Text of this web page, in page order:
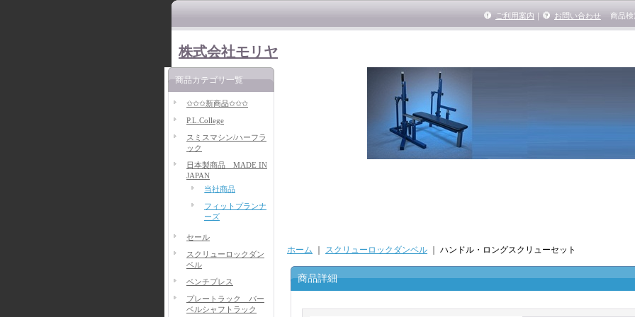
株式会社モリヤ
ご利用案内 ｜ お問い合わせ 商品検
商品カテゴリ一覧
✩✩✩新商品✩✩✩
P.L.College
スミスマシン/ハーフラ
ック
日本製商品 MADE IN
JAPAN
当社商品
フィットプランナ
ーズ
セール
スクリューロックダン
ベル
ベンチプレス
プレートラック バー
ベルシャフトラック
ホーム スクリューロックダンベル ハンドル・ロングスクリューセット
商品詳細